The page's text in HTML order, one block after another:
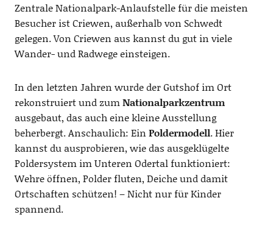
Zentrale Nationalpark-Anlaufstelle für die meisten
Besucher ist Criewen, außerhalb von Schwedt
gelegen. Von Criewen aus kannst du gut in viele
Wander- und Radwege einsteigen.
In den letzten Jahren wurde der Gutshof im Ort
rekonstruiert und zumNationalparkzentrum
ausgebaut, das auch eine kleine Ausstellung
beherbergt. Anschaulich: Ein Poldermodell. Hier
kannst du ausprobieren, wie das ausgeklügelte
Poldersystem im Unteren Odertal funktioniert:
Wehre öffnen, Polder fluten, Deiche und damit
Ortschaften schützen! – Nicht nur für Kinder
spannend.